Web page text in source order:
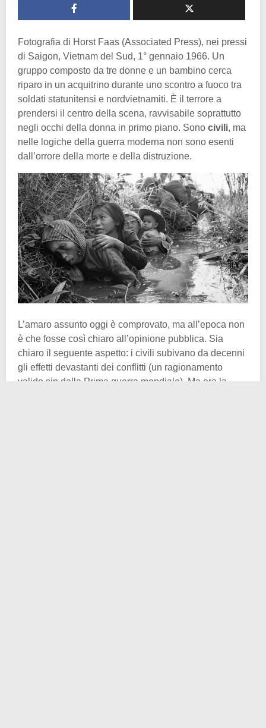
Fotografia di Horst Faas (Associated Press), nei pressi
di Saigon, Vietnam del Sud, 1° gennaio 1966. Un
gruppo composto da tre donne e un bambino cerca
riparo in un acquitrino durante uno scontro a fuoco tra
soldati statunitensi e nordvietnamiti. È il terrore a
prendersi il centro della scena, ravvisabile soprattutto
negli occhi della donna in primo piano. Sono civili, ma
nelle logiche della guerra moderna non sono esenti
dall’orrore della morte e della distruzione.
L’amaro assunto oggi è comprovato, ma all’epoca non
è che fosse così chiaro all’opinione pubblica. Sia
chiaro il seguente aspetto: i civili subivano da decenni
gli effetti devastanti dei conflitti (un ragionamento
valido sin dalla Prima guerra mondiale). Ma era la